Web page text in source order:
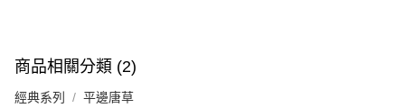
商品相關分類 (2)
經典系列 平邊唐草